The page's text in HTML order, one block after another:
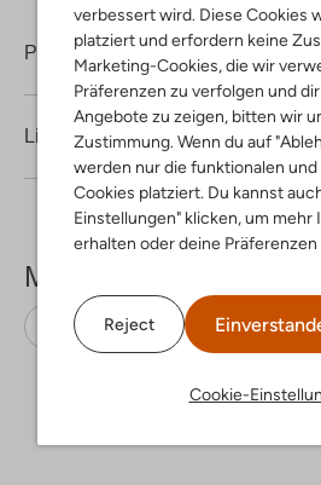
verbessert wird. Diese Cookies
platziert und erfordern keine
Marketing-Cookies, die wir
Präferenzen zu verfolgen und
Angebote zu zeigen, bitten wir
Zustimmung. Wenn du auf
werden nur die funktionalen und
Cookies platziert. Du kannst
Einstellungen" klicken, um mehr
erhalten oder deine Präferenzen
Reject
Cookie-
Produktinformation
Lieferung & Rückgabe
Mehr sehen
Zehentrenner Unisa